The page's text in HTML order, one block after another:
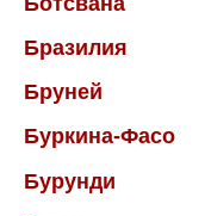
Бразилия
Бруней
Буркина-Фасо
Бурунди